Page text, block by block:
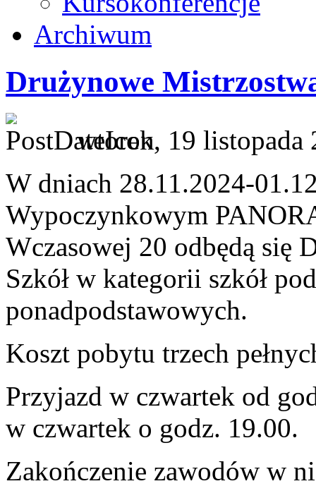
Archiwum
Drużynowe
wtorek, 19 listopada
W dniach 28.11.2024-
Wypoczynkowym
Wczasowej 20 odbędą się
Szkół w kategorii szkół
ponadpodstawowych.
Koszt pobytu trzech
Przyjazd w czwartek od
w czwartek o godz. 19.00.
Zakończenie zawodów w